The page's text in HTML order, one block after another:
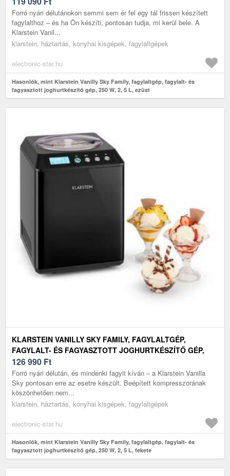
Forró nyári délutánokon semmi sem ér fel egy tál frissen készített
fagylalthoz – és ha Ön készíti, pontosan tudja, mi kerül bele. A
Klarstein Vanil...
klarstein, háztartás, konyhai kisgépek, fagylaltgépek
electronic-star.hu
Hasonlók, mint Klarstein Vanilly Sky Family, fagylaltgép, fagylalt- és
fagyasztott joghurtkészítő gép, 250 W, 2, 5 L, ezüst
KLARSTEIN VANILLY SKY FAMILY, FAGYLALTGÉP,
FAGYLALT- ÉS FAGYASZTOTT JOGHURTKÉSZÍTŐ GÉP,
250 W, 2, 5 L, FEKETE
126 990 Ft
Forró nyári délután, és mindenki fagyit kíván – a Klarstein Vanilla
Sky pontosan erre az esetre készült. Beépített kompresszorának
köszönhetően nem...
klarstein, háztartás, konyhai kisgépek, fagylaltgépek
electronic-star.hu
Hasonlók, mint Klarstein Vanilly Sky Family, fagylaltgép, fagylalt- és
fagyasztott joghurtkészítő gép, 250 W, 2, 5 L, fekete